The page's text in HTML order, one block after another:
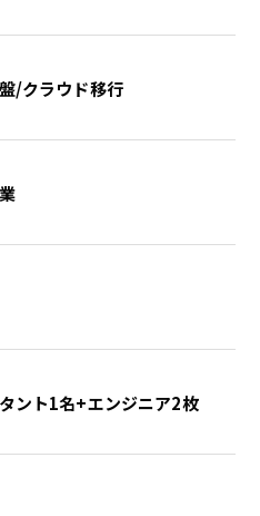
/クラウド移行
ント1名+エンジニア2枚